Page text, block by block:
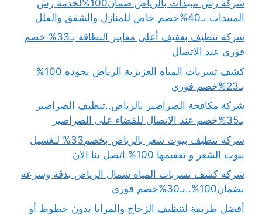
شركة رش مبيدات بالرياض ضمان100%لخدمة رش
المبيدات بـ40%خصم خاص للمنازل والشقق والفلل
شركة تنظيف بعفيف أعلى معايير النظافة بـ33% خصم
فوري عند الاتصال
كشف تسربات المياه العزيزية الرياض بجوده 100%
بـ23%خصم فوري
شركة مكافحة الصراصير بالرياض..تنظيف الصراصير
بـ35%خصم عند الاتصال للقضاء على الصراصير
شركة تنظيف بيوت شعر بالرياض بخصم33% لـغسيل
بيوت الشعر و تعقيمها 100% اتصل بنا الان
شركة كشف تسربات المياه شمال الرياض بدقة وسرعة
بضمان100%..بـ30%خصم فوري
أفضل طريقة لتنظيف الزجاج والمرايا بدون خطوط أو